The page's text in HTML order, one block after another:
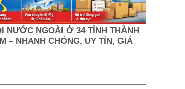
NƯỚC NGOÀI Ở 34 TỈNH THÀNH
– NHANH CHÓNG, UY TÍN, GIÁ